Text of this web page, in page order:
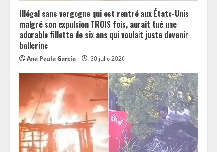
Illégal sans vergogne qui est rentré aux États-Unis
malgré son expulsion TROIS fois, aurait tué une
adorable fillette de six ans qui voulait juste devenir
ballerine
Ana Paula García 30 julio 2026